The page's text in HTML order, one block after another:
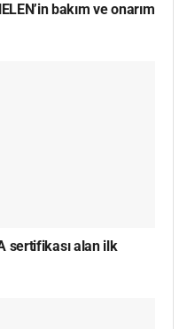
bakım ve onarım
sertifikası alan ilk